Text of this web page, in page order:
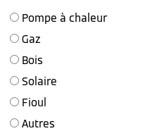
Pompe à chaleur
Gaz
Bois
Solaire
Fioul
Autres